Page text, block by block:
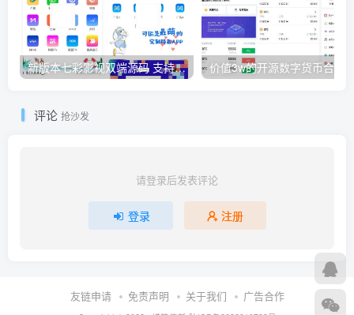
新版本七彩影视双端源码 支持PC+WAP+APP三端 对接苹果CMS后台
评论 抢沙发
请登录后发表评论
登录 注册
友链申请 免责声明 关于我们 广告合作